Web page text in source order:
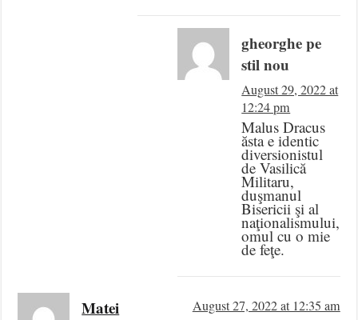
gheorghe pe
stil nou
August 29, 2022 at
12:24 pm
Malus Dracus
ăsta e identic
diversionistul
de Vasilică
Militaru,
duşmanul
Bisericii şi al
naţionalismului,
omul cu o mie
de feţe.
Matei August 27, 2022 at 12:35 am